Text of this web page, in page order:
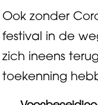
Ook zonder
festival in de
zich ineens
toekenning